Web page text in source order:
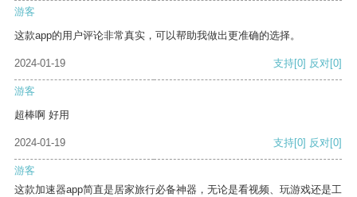
游客
这款app的用户评论非常真实，可以帮助我做出更准确的选择。
2024-01-19 支持[0] 反对[0]
游客
超棒啊 好用
2024-01-19 支持[0] 反对[0]
游客
这款加速器app简直是居家旅行必备神器，无论是看视频、玩游戏还是工